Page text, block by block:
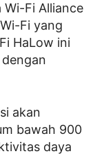
Fi Alliance
Fi yang
HaLow ini
akan
bawah 900
daya